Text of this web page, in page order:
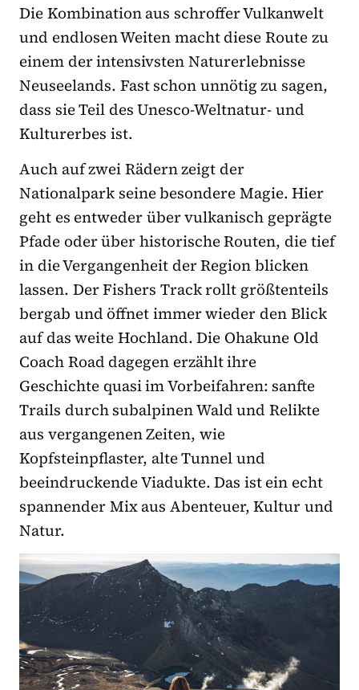
Die Kombination aus schroffer Vulkanwelt
und endlosen Weiten macht diese Route zu
einem der intensivsten Naturerlebnisse
Neuseelands. Fast schon unnötig zu sagen,
dass sie Teil des Unesco-Weltnatur- und
Kulturerbes ist.
Auch auf zwei Rädern zeigt der
Nationalpark seine besondere Magie. Hier
geht es entweder über vulkanisch geprägte
Pfade oder über historische Routen, die tief
in die Vergangenheit der Region blicken
lassen. Der Fishers Track rollt größtenteils
bergab und öffnet immer wieder den Blick
auf das weite Hochland. Die Ohakune Old
Coach Road dagegen erzählt ihre
Geschichte quasi im Vorbeifahren: sanfte
Trails durch subalpinen Wald und Relikte
aus vergangenen Zeiten, wie
Kopfsteinpflaster, alte Tunnel und
beeindruckende Viadukte. Das ist ein echt
spannender Mix aus Abenteuer, Kultur und
Natur.